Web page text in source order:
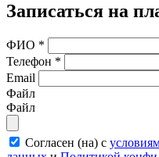
Записаться на
ФИО *
Телефон *
Email
Файл
Файл
Согласен (на) с